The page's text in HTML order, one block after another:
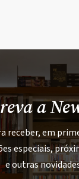
a
receber, em
especiais,
e outras